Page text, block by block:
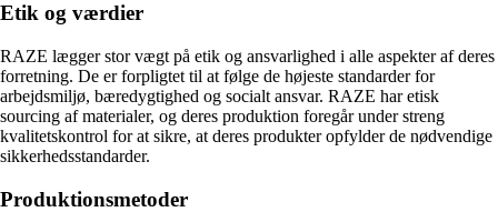
Etik og værdier
RAZE lægger stor vægt på etik og ansvarlighed i alle aspekter af deres
forretning. De er forpligtet til at følge de højeste standarder for
arbejdsmiljø, bæredygtighed og socialt ansvar. RAZE har etisk
sourcing af materialer, og deres produktion foregår under streng
kvalitetskontrol for at sikre, at deres produkter opfylder de nødvendige
sikkerhedsstandarder.
Produktionsmetoder